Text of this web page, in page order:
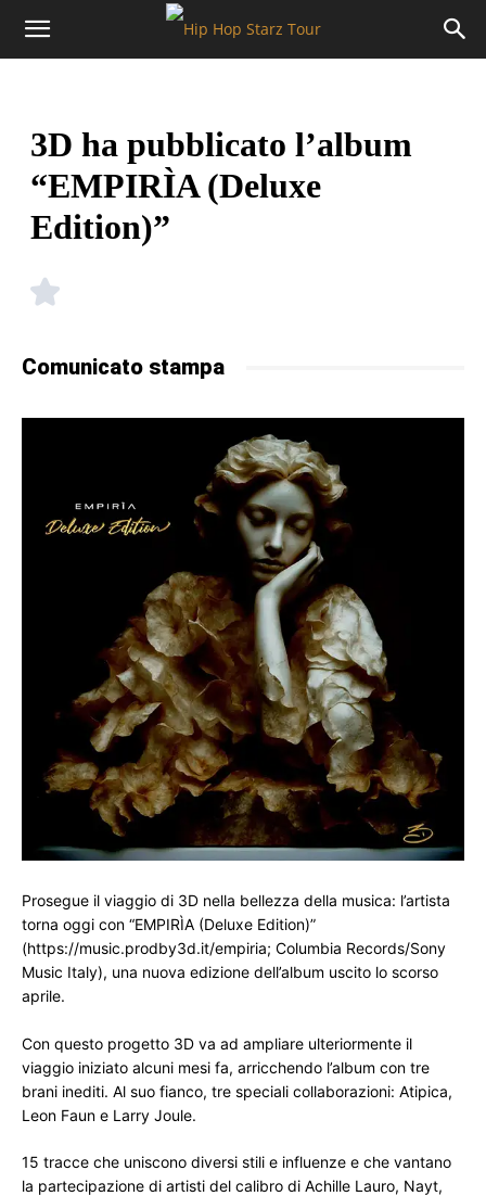
3D ha pubblicato l’album
“EMPIRÌA (Deluxe
Edition)”
Comunicato stampa
Prosegue il viaggio di 3D nella bellezza della musica: l’artista
torna oggi con “EMPIRÌA (Deluxe Edition)”
(https://music.prodby3d.it/empiria; Columbia Records/Sony
Music Italy), una nuova edizione dell’album uscito lo scorso
aprile.
Con questo progetto 3D va ad ampliare ulteriormente il
viaggio iniziato alcuni mesi fa, arricchendo l’album con tre
brani inediti. Al suo fianco, tre speciali collaborazioni: Atipica,
Leon Faun e Larry Joule.
15 tracce che uniscono diversi stili e influenze e che vantano
la partecipazione di artisti del calibro di Achille Lauro, Nayt,